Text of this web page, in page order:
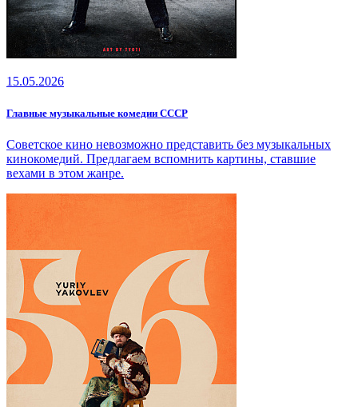
15.05.2026
Главные музыкальные комедии СССР
Советское кино невозможно представить без музыкальных
кинокомедий. Предлагаем вспомнить картины, ставшие
вехами в этом жанре.